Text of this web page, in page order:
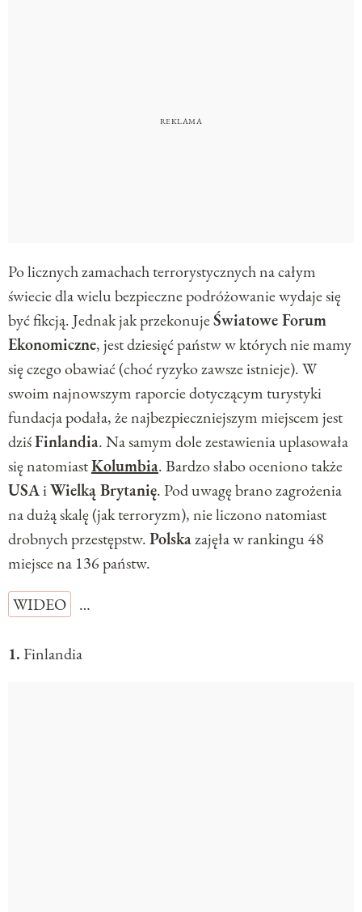
Po licznych zamachach terrorystycznych na całym
świecie dla wielu bezpieczne podróżowanie wydaje się
być fikcją. Jednak jak przekonujeŚwiatowe Forum
Ekonomiczne, jest dziesięć państw w których nie mamy
się czego obawiać (choć ryzyko zawsze istnieje). W
swoim najnowszym raporcie dotyczącym turystyki
fundacja podała, że najbezpieczniejszym miejscem jest
dziśFinlandia. Na samym dole zestawienia uplasowała
się natomiastKolumbia. Bardzo słabo oceniono także
USAiWielką Brytanię. Pod uwagę brano zagrożenia
na dużą skalę (jak terroryzm), nie liczono natomiast
drobnych przestępstw.Polskazajęła w rankingu 48
miejsce na 136 państw.
WIDEO
…
1. Finlandia